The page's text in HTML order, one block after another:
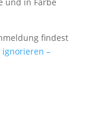
findest
–